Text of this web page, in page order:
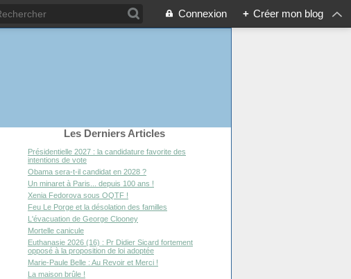
Connexion + Créer mon blog
Les Derniers Articles
Présidentielle 2027 : la candidature favorite des
intentions de vote
Obama sera-t-il candidat en 2028 ?
Un minaret à Paris... depuis 100 ans !
Xenia Fedorova sous OQTF !
Feu Le Porge et la désolation des familles
L'évacuation de George Clooney
Mortelle canicule
Euthanasie 2026 (16) : Pr Didier Sicard fortement
opposé à la proposition de loi adoptée
Marie-Paule Belle : Au Revoir et Merci !
La maison brûle !